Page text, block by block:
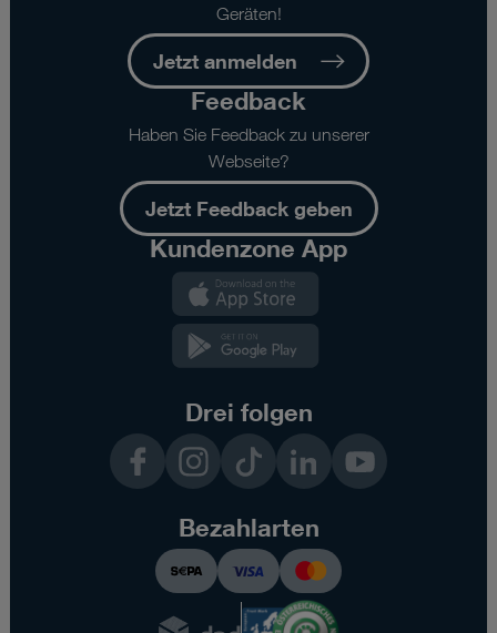
Geräten!
Jetzt anmelden
Feedback
Haben Sie Feedback zu unserer
Webseite?
Jetzt Feedback geben
Kundenzone App
Drei folgen
InstagramTikTok LinkedInYouTube
Bezahlarten